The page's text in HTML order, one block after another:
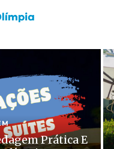
Prática E